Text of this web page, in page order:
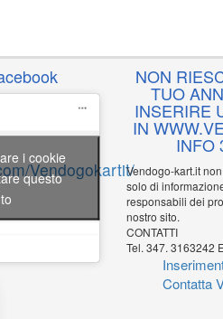
Vendogokartit/
i cookie
questo
NON
TUO
INSERIRE
IN
INFO
Vendogo-kart.it
solo di
responsabili dei
nostro sito.
CONTATTI
Tel. 347. 3163242
Contatta